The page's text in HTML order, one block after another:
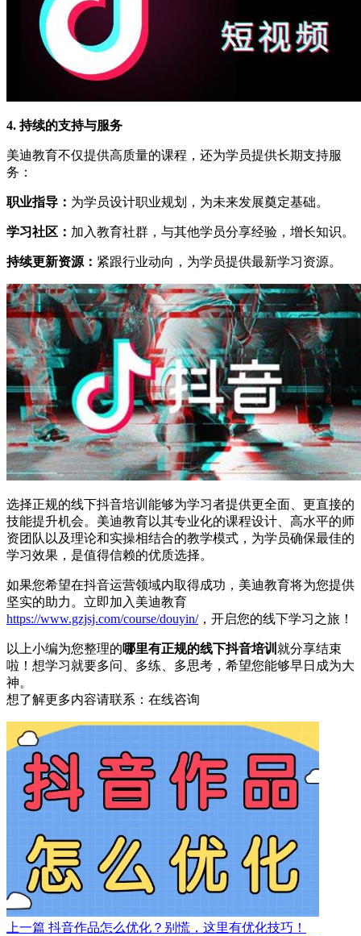
4. 持续的支持与服务
美迪教育不仅提供高质量的课程，还为学员提供长期支持服
务：
职业指导： 为学员设计职业规划，为未来发展奠定基础。
学习社区： 加入教育社群，与其他学员分享经验，增长知识。
持续更新资源： 紧跟行业动向，为学员提供最新学习资源。
选择正规的线下抖音培训能够为学习者提供更全面、更直接的
技能提升机会。美迪教育以其专业化的课程设计、高水平的师
资团队以及理论和实操相结合的教学模式，为学员确保最佳的
学习效果，是值得信赖的优质选择。
如果您希望在抖音运营领域内取得成功，美迪教育将为您提供
坚实的助力。立即加入美迪教育
https://www.gzjsj.com/course/douyin/，开启您的线下学习之旅！
以上小编为您整理的哪里有正规的线下抖音培训 就分享结束
啦！想学习就要多问、多练、多思考，希望您能够早日成为大
神。
想了解更多内容请联系： 在线咨询
上一篇 抖音作品怎么优化？别慌，这里有优化技巧！